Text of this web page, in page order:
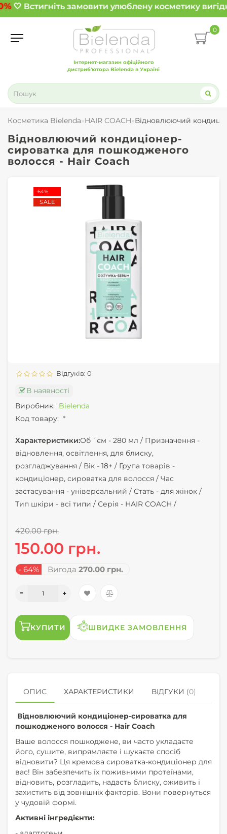
🤍 Встигніть замовити улюблену косметику
Інтернет-магазин офіційного
дистриб'ютора Bielenda в Україні
0
Косметика Bielenda HAIR COACH Відновлюючий
Відновлюючий кондиціонер-
сироватка для пошкодженого
волосся - Hair Coach
-64%
SALE
Відгуків: 0
В наявності
Виробник: Bielenda
Код товару: *
Характеристики:Об `єм - 280 мл / Призначення -
відновлення, освітлення, для блиску,
розгладжування / Вік - 18+ / Група товарів -
кондиціонер, сироватка для волосся / Час
застасування - універсальний / Стать - для жінок /
Тип шкіри - всі типи / Серія - HAIR COACH /
420.00 грн.
150.00 грн.
- 64% Вигода 270.00 грн.
КУПИТИ ШВИДКЕ ЗАМОВЛЕННЯ
ОПИС ХАРАКТЕРИСТИКИ ВІДГУКИ (0)
Відновлюючий кондиціонер-сироватка для
пошкодженого волосся - Hair Coach
Ваше волосся пошкоджене, ви часто укладаєте
його, сушите, випрямляєте і шукаєте спосіб
відновити? Ця кремова сироватка-кондиціонер для
вас! Він забезпечить їх поживними протеїнами,
відновить, розгладить, надасть блиску, оживить і
захистить від зовнішніх факторів. Вони повернуться
у чудовій формі.
Активні інгредієнти: